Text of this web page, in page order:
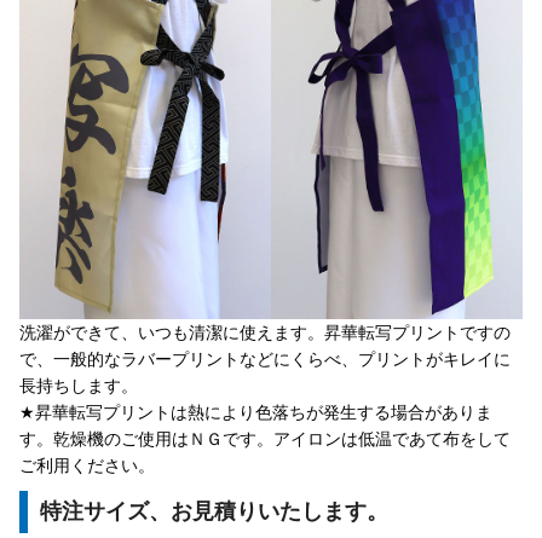
洗濯ができて、いつも清潔に使えます。昇華転写プリントですの
で、一般的なラバープリントなどにくらべ、プリントがキレイに
長持ちします。
★昇華転写プリントは熱により色落ちが発生する場合がありま
す。乾燥機のご使用はＮＧです。アイロンは低温であて布をして
ご利用ください。
特注サイズ、お見積りいたします。